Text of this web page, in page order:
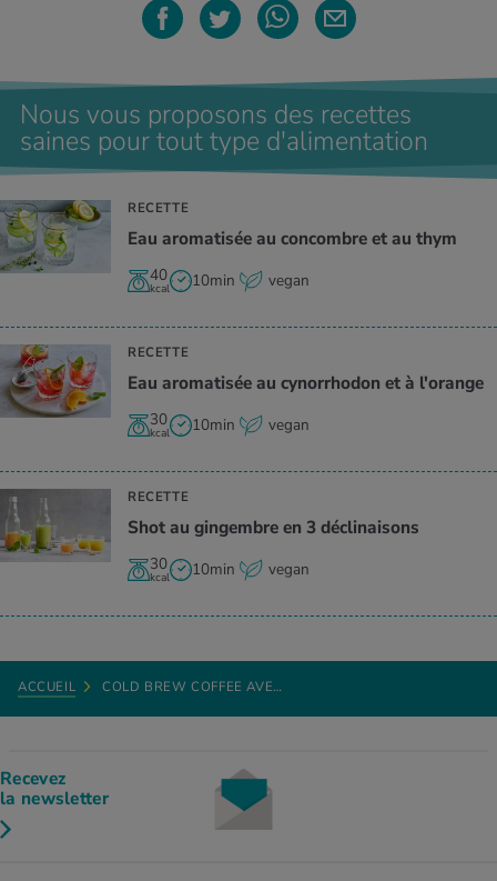
Nous vous proposons des recettes
saines pour tout type d'alimentation
RECETTE
Eau aromatisée au concombre et au thym
40
kcal 10min vegan
RECETTE
Eau aromatisée au cynorrhodon et à l'orange
30
kcal 10min vegan
RECETTE
Shot au gingembre en 3 déclinaisons
30
kcal 10min vegan
ACCUEIL COLD BREW COFFEE AVE…
Recevez
la newsletter